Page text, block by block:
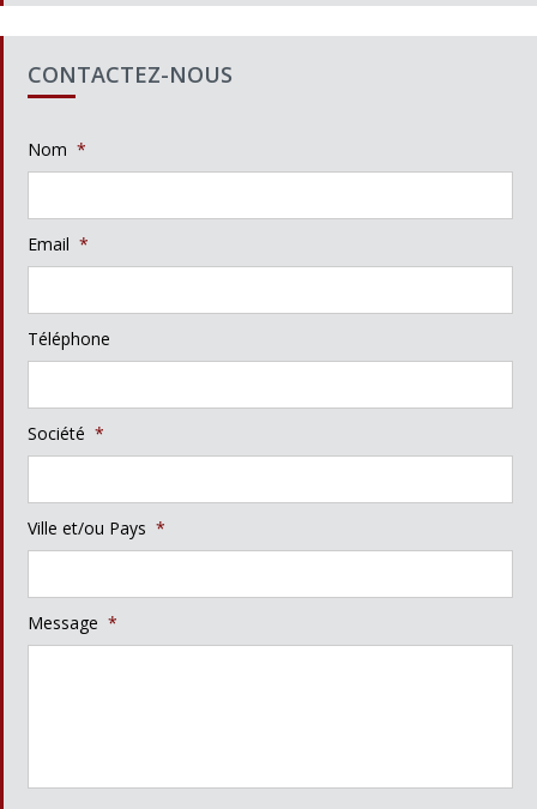
CONTACTEZ-NOUS
Nom *
Email *
Téléphone
Société *
Ville et/ou Pays *
Message *